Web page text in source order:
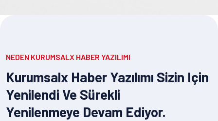
NEDEN KURUMSALX HABER YAZILIMI
Kurumsalx Haber Yazılımı Sizin Için
Yenilendi Ve Sürekli
Yenilenmeye Devam Ediyor.